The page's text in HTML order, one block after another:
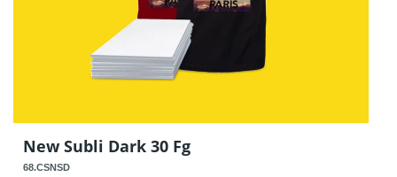
New Subli Dark 30 Fg
68.CSNSD